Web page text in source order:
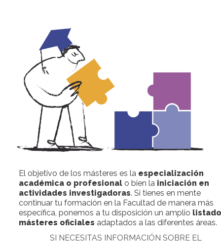
El objetivo de los másteres es la especialización
académica o profesional o bien la iniciación en
actividades investigadoras. Si tienes en mente
continuar tu formación en la Facultad de manera más
específica, ponemos a tu disposición un amplio
másteres oficiales adaptados a las diferentes áreas.
SI NECESITAS INFORMACIÓN SOBRE EL